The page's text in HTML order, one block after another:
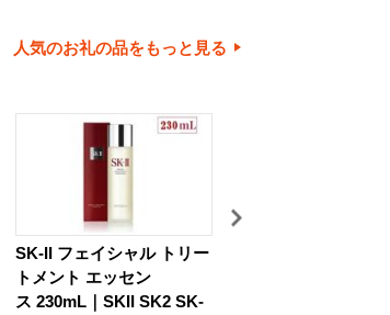
す。
人気のお礼の品をもっと見る
SK-II フェイシャル トリー
トメント エッセン
ス 230mL｜SKII SK2 SK-